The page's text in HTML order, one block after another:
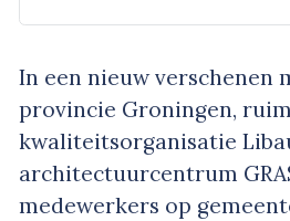
In een nieuw verschenen
provincie Groningen,
kwaliteitsorganisatie
architectuurcentrum
medewerkers op